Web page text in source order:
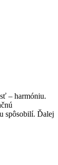
– harmóniu.
spôsobilí. Ďalej